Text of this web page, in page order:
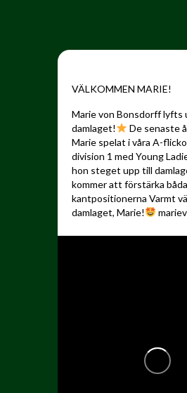
VÄLKOMMEN MARIE!
Marie von Bonsdorff lyfts
damlaget!
De senaste
Marie spelat i våra A-
division 1 med Young
hon steget upp till
kommer att förstärka båda
kantpositionerna Varmt
damlaget, Marie!